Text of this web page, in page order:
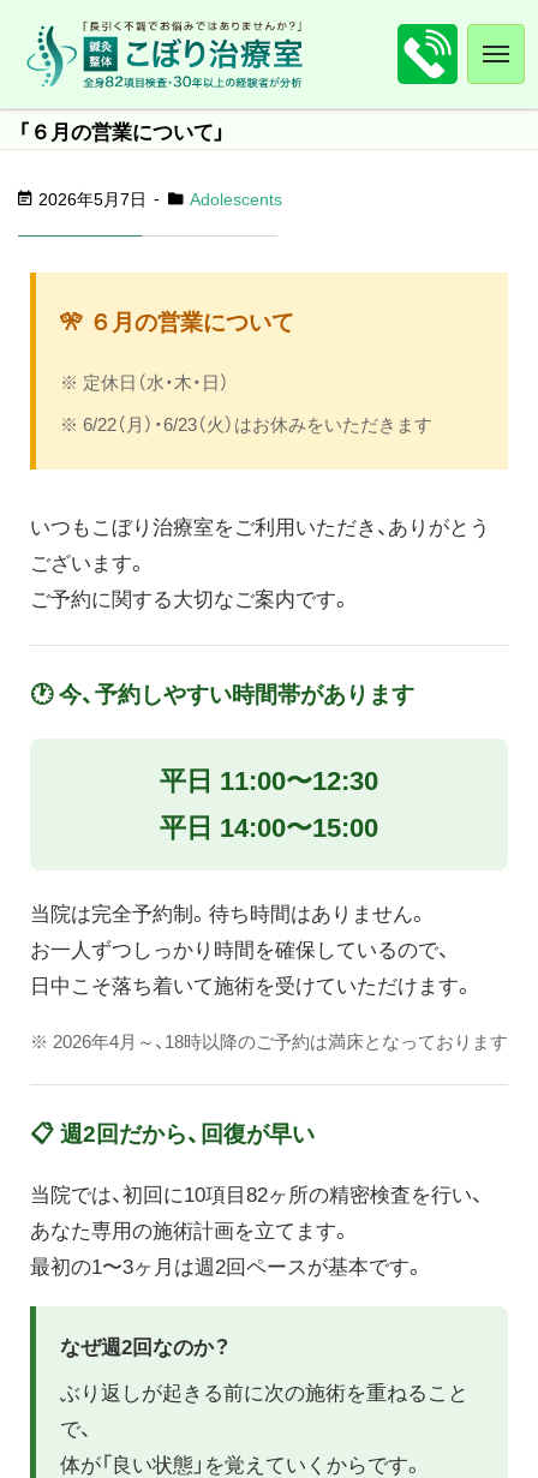
「６月の営業について」
2026年5月7日 Adolescents
🎌 ６月の営業について
※ 定休日（水・木・日）
※ 6/22（月）・6/23（火）はお休みをいただきます
いつもこぼり治療室をご利用いただき、ありがとう
ございます。
ご予約に関する大切なご案内です。
🕐 今、予約しやすい時間帯があります
平日 11:00〜12:30
平日 14:00〜15:00
当院は完全予約制。待ち時間はありません。
お一人ずつしっかり時間を確保しているので、
日中こそ落ち着いて施術を受けていただけます。
※ 2026年4月～、18時以降のご予約は満床となっております
📋 週2回だから、回復が早い
当院では、初回に10項目82ヶ所の精密検査を行い、
あなた専用の施術計画を立てます。
最初の1〜3ヶ月は週2回ペースが基本です。
なぜ週2回なのか？
ぶり返しが起きる前に次の施術を重ねること
で、
体が「良い状態」を覚えていくからです。